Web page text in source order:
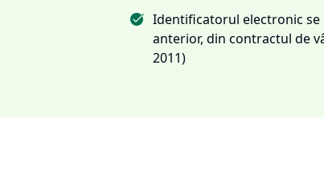
Identificatorul electronic
anterior, din contractul de
2011)